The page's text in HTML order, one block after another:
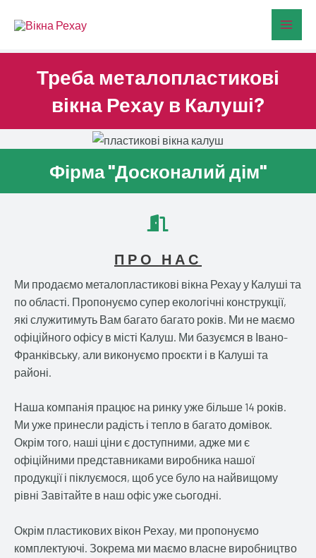
Main
Треба металопластикові
вікна Рехау в Калуші?
Фірма "Досконалий дім"
ПРО НАС
Ми продаємо металопластикові вікна Рехау у Калуші та
по області. Пропонуємо супер екологічні конструкції,
які служитимуть Вам багато багато років. Ми не маємо
офіційного офісу в місті Калуш. Ми базуємся в Івано-
Франківську, али виконуємо проєкти і в Калуші та
районі.
Наша компанія працює на ринку уже більше 14 років.
Ми уже принесли радість і тепло в багато домівок.
Окрім того, наші ціни є доступними, адже ми є
офіційними представниками виробника нашої
продукції і піклуємося, щоб усе було на найвищому
рівні Завітайте в наш офіс уже сьогодні.
Окрім пластикових вікон Рехау, ми пропонуємо
комплектуючі. Зокрема ми маємо власне виробництво